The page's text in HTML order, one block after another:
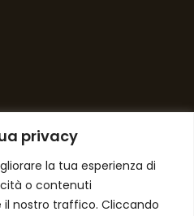
privacy
la tua esperienza di
o contenuti
il nostro traffico. Cliccando